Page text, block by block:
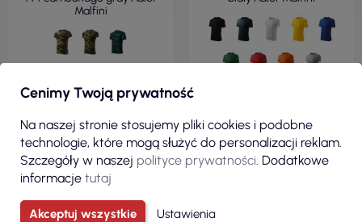
ZOBACZ
Malfini
100% BAWEŁNA
160 G/M²
Cenimy Twoją prywatność
Na naszej stronie stosujemy pliki cookies i podobne
technologie, które mogą służyć do personalizacji reklam.
Szczegóły w naszej polityce prywatności . Dodatkowe
informacje tutaj
Akceptuj wszystkie Ustawienia